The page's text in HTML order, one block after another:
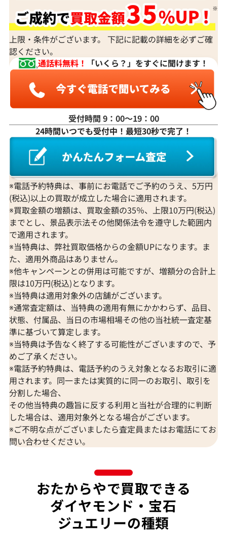
K18WG ダイヤモンド ネックレス 3.31ct
参考買取価格
1,274,000
2026年3月11日時点
K18 ダイヤモン
参考買取価格
2026年2月11日
K18 ブルートパーズ・ダイヤモンド
65.57・0.26・0.06ct
参考買取価格
309,000円
2026年7月10日時点
K18 トルマリン
参考買取価格
297,000円
上限・条件がございます。 下記に記載の詳細を必ずご確
認ください。
通話料無料！
「いくら？」をすぐに聞けます！
受付時間 9：00〜19：00
24時間いつでも受付中！最短30秒で完了！
※電話予約特典は、事前にお電話でご予約のうえ、5万円
(税込)以上の買取が成立した場合に適用されます。
※買取金額の増額は、買取金額の35％、上限10万円(税込)
までとし、景品表示法その他関係法令を遵守した範囲内
で適用されます。
※当特典は、弊社買取価格からの金額UPになります。ま
た、適用外商品はありません。
※他キャンペーンとの併用は可能ですが、増額分の合計上
限は10万円(税込)となります。
※当特典は適用対象外の店舗がございます。
※通常査定額は、当特典の適用有無にかかわらず、品目、
状態、付属品、当日の市場相場その他の当社統一査定基
準に基づいて算定します。
※当特典は予告なく終了する可能性がございますので、予
めご了承ください。
※電話予約特典は、電話予約のうえ対象となるお取引に適
用されます。同一または実質的に同一のお取引、取引を
分割した場合、
その他当特典の趣旨に反する利用と当社が合理的に判断
した場合は、適用対象外となる場合がございます。
※ご不明な点がございましたら査定員またはお電話にてお
問い合わせください。
おたからやで買取できる
ダイヤモンド・宝石
ジュエリーの種類